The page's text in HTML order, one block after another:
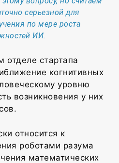
серьезной для
по мере роста
ИИ.
отделе стартапа
когнитивных
уровню
возникновения у них
относится к
роботами разума
математических